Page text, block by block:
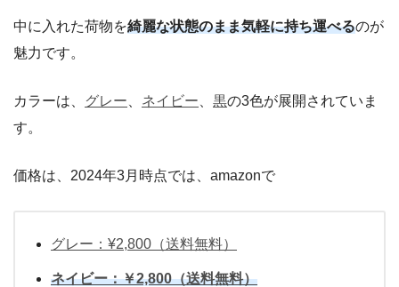
中に入れた荷物を綺麗な状態のまま気軽に持ち運べるのが
魅力です。
カラーは、 グレー ネイビー 黒の3色が展開されていま
す。
価格は、2024年3月時点では、amazonで
グレー：¥2,800（送料無料）
ネイビー：￥2,800（送料無料）